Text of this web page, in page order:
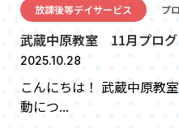
放課後等デイサービス プ
武蔵中原教室 11月プログ
2025.10.28
こんにちは！ 武蔵中原教
動につ...